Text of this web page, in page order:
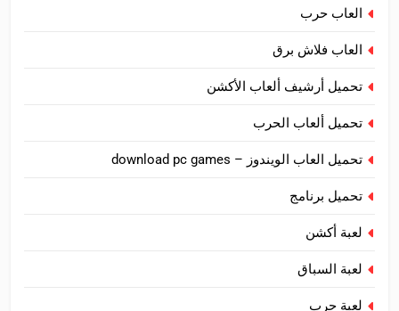
العاب حرب
العاب فلاش برق
تحميل أرشيف ألعاب الأكشن
تحميل ألعاب الحرب
تحميل العاب الويندوز – download pc games
تحميل برنامج
لعبة أكشن
لعبة السباق
لعبة حرب